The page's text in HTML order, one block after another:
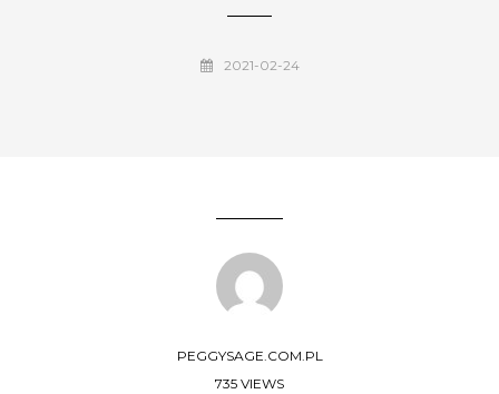
2021-02-24
PEGGYSAGE.COM.PL
735 VIEWS